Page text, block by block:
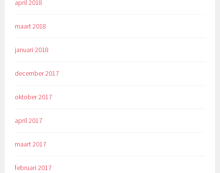
april 2018
maart 2018
januari 2018
december 2017
oktober 2017
april 2017
maart 2017
februari 2017